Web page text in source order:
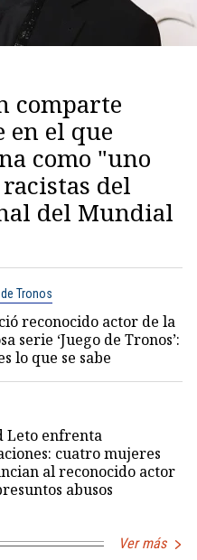
comparte
en el que
como "uno
del
del Mundial
Tronos
reconocido actor de la
serie ‘Juego de Tronos’:
lo que se sabe
Leto enfrenta
cuatro mujeres
al reconocido actor
abusos
Ver más